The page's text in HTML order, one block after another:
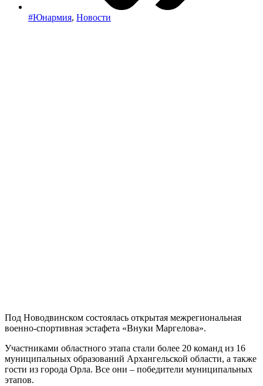
#Юнармия, Новости
Под Новодвинском состоялась открытая межрегиональная
военно-спортивная эстафета «Внуки Маргелова».
Участниками областного этапа стали более 20 команд из 16
муниципальных образований Архангельской области, а также
гости из города Орла. Все они – победители муниципальных
этапов.